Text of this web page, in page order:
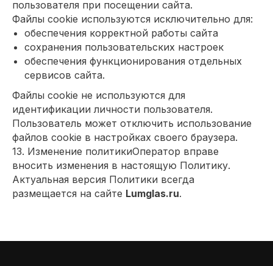
пользователя при посещении сайта.
Файлы cookie используются исключительно для:
обеспечения корректной работы сайта
сохранения пользовательских настроек
обеспечения функционирования отдельных
сервисов сайта.
Файлы cookie не используются для
идентификации личности пользователя.
Пользователь может отключить использование
файлов cookie в настройках своего браузера.
13. Изменение политикиОператор вправе
вносить изменения в настоящую Политику.
Актуальная версия Политики всегда
размещается на сайте Lumglas.ru.